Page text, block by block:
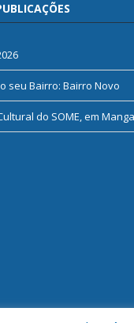
seu Bairro: Bairro Novo
do SOME, em